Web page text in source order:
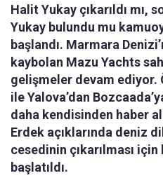
Halit Yukay çıkarıldı mı,
Yukay bulundu mu
başlandı. Marmara
kaybolan Mazu Yachts
gelişmeler devam ediyor.
ile Yalova’dan
daha kendisinden haber
Erdek açıklarında deniz
cesedinin çıkarılması
başlatıldı.